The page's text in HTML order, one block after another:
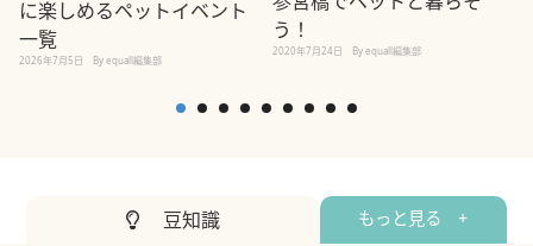
に楽しめるペットイベント
一覧
2026年7月5日 By equall編集部
う！
2020年7月24日 By equall編集部
豆知識 もっと見る +